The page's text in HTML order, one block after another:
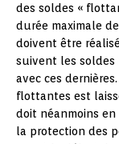
des soldes «
durée maximale
doivent être
suivent les soldes
avec ces
flottantes est
doit néanmoins
la protection des